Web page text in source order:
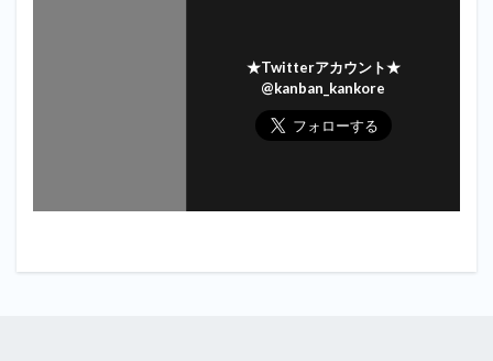
★Twitterアカウント★
@kanban_kankore